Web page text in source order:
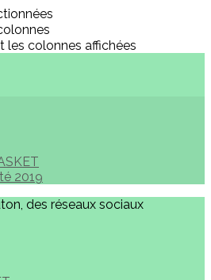
les colonnes affichées
2019
des réseaux sociaux